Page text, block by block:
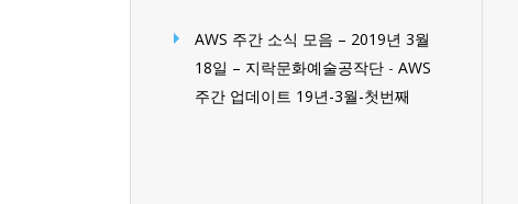
AWS 주간 소식 모음 – 2019년 3월
18일 – 지락문화예술공작단 - AWS
주간 업데이트 19년-3월-첫번째